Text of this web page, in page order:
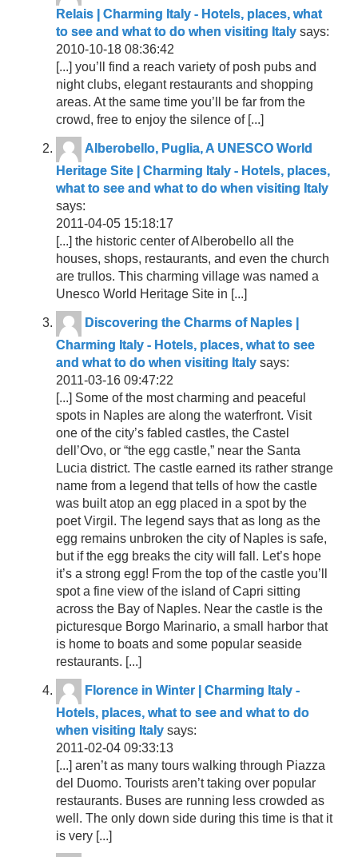
Relais | Charming Italy - Hotels, places, what
to see and what to do when visiting Italy says:
2010-10-18 08:36:42
[...] you’ll find a reach variety of posh pubs and
night clubs, elegant restaurants and shopping
areas. At the same time you’ll be far from the
crowd, free to enjoy the silence of [...]
Alberobello, Puglia, A UNESCO World
Heritage Site | Charming Italy - Hotels, places,
what to see and what to do when visiting Italy
says:
2011-04-05 15:18:17
[...] the historic center of Alberobello all the
houses, shops, restaurants, and even the church
are trullos. This charming village was named a
Unesco World Heritage Site in [...]
Discovering the Charms of Naples |
Charming Italy - Hotels, places, what to see
and what to do when visiting Italy says:
2011-03-16 09:47:22
[...] Some of the most charming and peaceful
spots in Naples are along the waterfront. Visit
one of the city’s fabled castles, the Castel
dell’Ovo, or “the egg castle,” near the Santa
Lucia district. The castle earned its rather strange
name from a legend that tells of how the castle
was built atop an egg placed in a spot by the
poet Virgil. The legend says that as long as the
egg remains unbroken the city of Naples is safe,
but if the egg breaks the city will fall. Let’s hope
it’s a strong egg! From the top of the castle you’ll
spot a fine view of the island of Capri sitting
across the Bay of Naples. Near the castle is the
picturesque Borgo Marinario, a small harbor that
is home to boats and some popular seaside
restaurants. [...]
Florence in Winter | Charming Italy -
Hotels, places, what to see and what to do
when visiting Italy says:
2011-02-04 09:33:13
[...] aren’t as many tours walking through Piazza
del Duomo. Tourists aren’t taking over popular
restaurants. Buses are running less crowded as
well. The only down side during this time is that it
is very [...]